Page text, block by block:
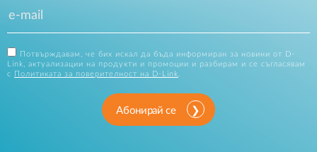
Потвърждавам, че бих искал да бъда информиран за новини от D-
Link, актуализации на продукти и промоции и разбирам и се съгласявам
с
Политиката за поверителност на D-Link
Абонирай се